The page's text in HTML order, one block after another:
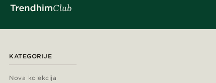
KATEGORIJE
Nova kolekcija